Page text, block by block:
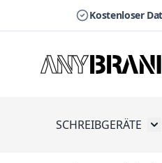
Kostenloser
SCHREIBGERÄTE